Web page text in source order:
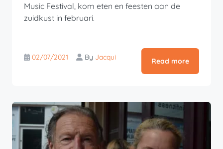
Music Festival, kom eten en feesten aan de
zuidkust in februari.
02/07/2021 By Jacqui Read more